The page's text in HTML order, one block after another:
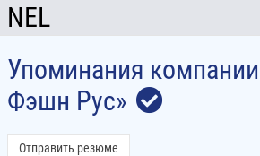
NEL
Упоминания
Фэшн Рус»
Отправить резюме